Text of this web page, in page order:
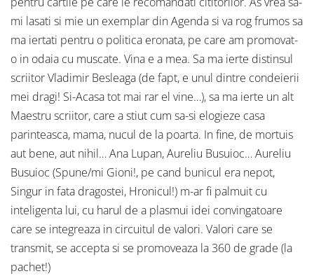
mi lasati si mie un exemplar din Agenda si va rog frumos sa
ma iertati pentru o politica eronata, pe care am promovat-
o in odaia cu muscate. Vina e a mea. Sa ma ierte distinsul
scriitor Vladimir Besleaga (de fapt, e unul dintre condeierii
mei dragi! Si-Acasa tot mai rar el vine…), sa ma ierte un alt
Maestru scriitor, care a stiut cum sa-si elogieze casa
parinteasca, mama, nucul de la poarta. In fine, de mortuis
aut bene, aut nihil… Ana Lupan, Aureliu Busuioc… Aureliu
Busuioc (Spune/mi Gioni!, pe cand bunicul era nepot,
Singur in fata dragostei, Hronicul!) m-ar fi palmuit cu
inteligenta lui, cu harul de a plasmui idei convingatoare
care se integreaza in circuitul de valori. Valori care se
transmit, se accepta si se promoveaza la 360 de grade (la
pachet!)